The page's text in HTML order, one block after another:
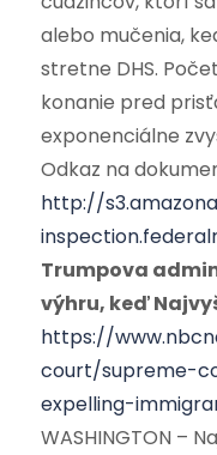
alebo mučenia,
stretne DHS.
konanie pred
exponenciálne
Odkaz na
http://
Trumpova
výhru, keď
https://
court/supreme-
expelling-
WASHINGTON –